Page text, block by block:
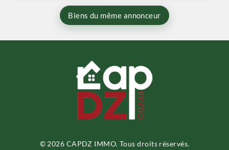
Biens du même annonceur
© 2026 CAPDZ IMMO. Tous droits réservés.